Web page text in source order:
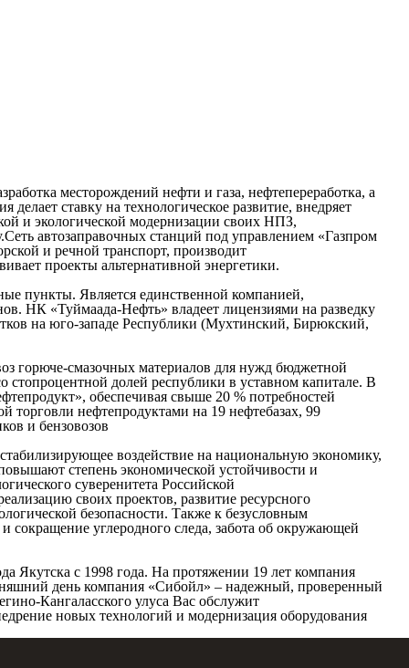
месторождений нефти и газа, нефтепереработка, а
ставку на технологическое развитие, внедряет
и экологической модернизации своих НПЗ,
автозаправочных станций под управлением «Газпром
и речной транспорт, производит
проекты альтернативной энергетики.
пункты. Является единственной компанией,
НК «Туймаада-Нефть» владеет лицензиями на разведку
на юго-западе Республики (Мухтинский, Бирюкский,
горюче-смазочных материалов для нужд бюджетной
стопроцентной долей республики в уставном капитале. В
обеспечивая свыше 20 % потребностей
торговли нефтепродуктами на 19 нефтебазах, 99
и бензовозов
воздействие на национальную экономику,
степень экономической устойчивости и
суверенитета Российской
своих проектов, развитие ресурсного
безопасности. Также к безусловным
углеродного следа, забота об окружающей
Якутска с 1998 года. На протяжении 19 лет компания
день компания «Сибойл» – надежный, проверенный
Кангаласского улуса Вас обслужит
новых технологий и модернизация оборудования